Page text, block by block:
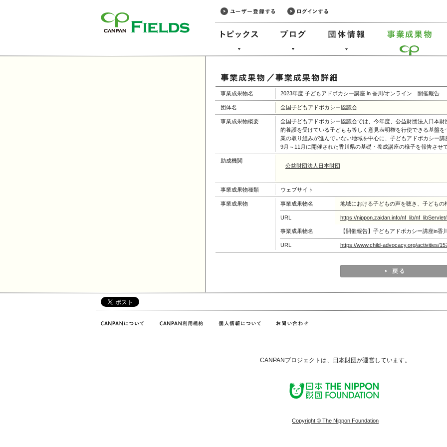
事業成果物名 2023年度 子どもアドボカシー講座 in 香川/オンライン 開催報告
団体名 全国子どもアドボカシー協議会
事業成果物概要
全国子どもアドボカシー協議会では、今年度、公益財団法人日本
的養護を受けている子どもも等しく意見表明権を行使できる基盤
業の取り組みが進んでいない地域を中心に、子どもアドボカシー講
9月～11月に開催された香川県の基礎・養成講座の様子を報告させ
助成機関
公益財団法人日本財団
事業成果物種類 ウェブサイト
事業成果物 事業成果物名 地域における子どもの声を聴き、子どもの
URL https://nippon.zaidan.info/nf_lib/
事業成果物名 【開催報告】子どもアドボカシー講座in香
URL https://www.child-advocacy.org/activities/
CANPANプロジェクトは、 日本財団が運営しています。
Copyright © The Nippon Foundation